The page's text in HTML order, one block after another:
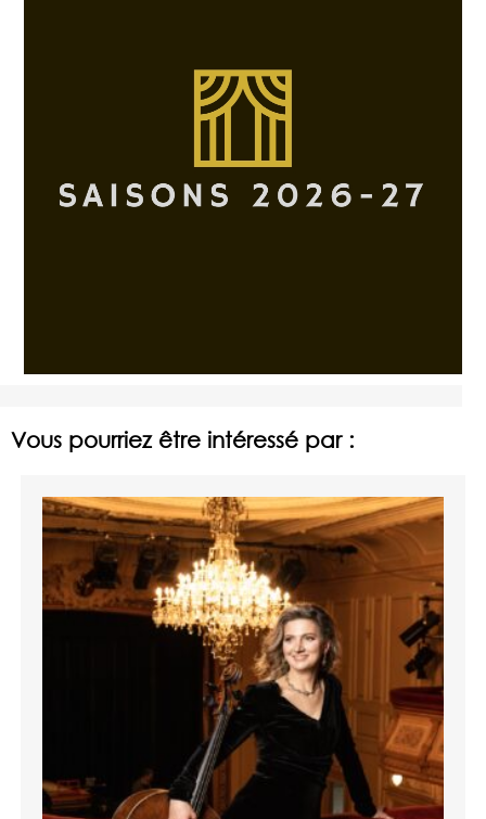
Vous pourriez être intéressé par :